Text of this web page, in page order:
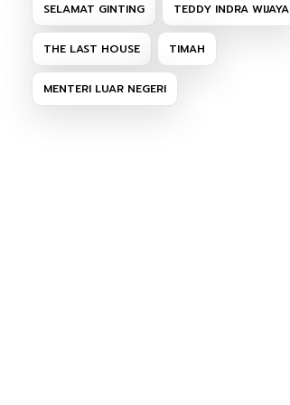
SELAMAT GINTING TEDDY INDRA WIJAYA
THE LAST HOUSE TIMAH
MENTERI LUAR NEGERI